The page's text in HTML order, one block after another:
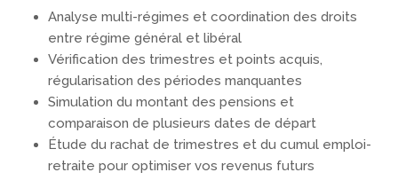
Analyse multi-régimes et coordination des droits
entre régime général et libéral
Vérification des trimestres et points acquis,
régularisation des périodes manquantes
Simulation du montant des pensions et
comparaison de plusieurs dates de départ
Étude du rachat de trimestres et du cumul emploi-
retraite pour optimiser vos revenus futurs